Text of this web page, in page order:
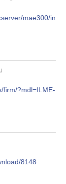
mae300/in
firm/?mdl=ILME-
8148